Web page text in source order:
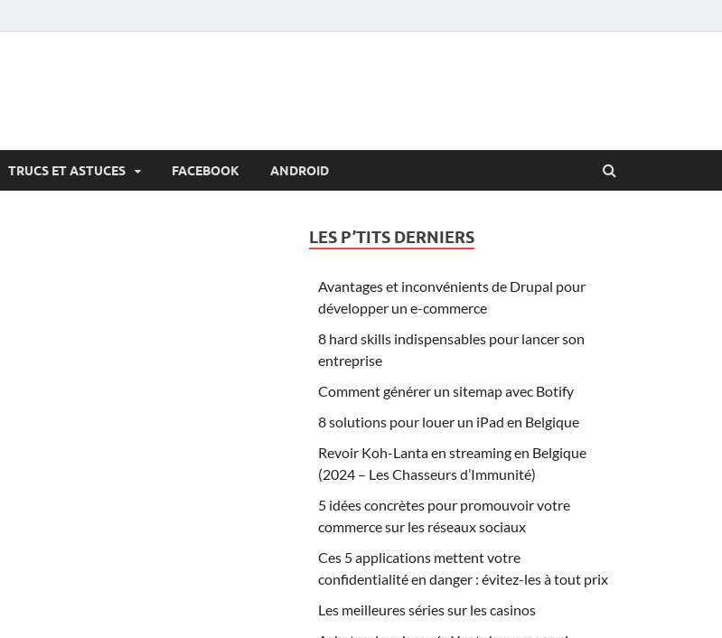
TRUCS ET ASTUCES FACEBOOK ANDROID
LES P’TITS DERNIERS
Avantages et inconvénients de Drupal pour
développer un e-commerce
8 hard skills indispensables pour lancer son
entreprise
Comment générer un sitemap avec Botify
8 solutions pour louer un iPad en Belgique
Revoir Koh-Lanta en streaming en Belgique
(2024 – Les Chasseurs d’Immunité)
5 idées concrètes pour promouvoir votre
commerce sur les réseaux sociaux
Ces 5 applications mettent votre
confidentialité en danger : évitez-les à tout prix
Les meilleures séries sur les casinos